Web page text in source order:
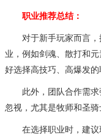
职业推荐总结：
对于新手玩家而言
业，例如剑魂、散打和
好选择高技巧、高爆发的
此外，团队合作需
忽视，尤其是牧师和圣骑
在选择职业时，建